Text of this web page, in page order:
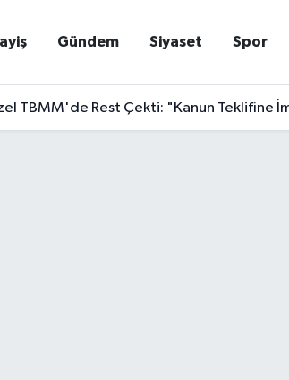
Gündem Siyaset Spor
TBMM'de Rest Çekti: "Kanun Teklifine